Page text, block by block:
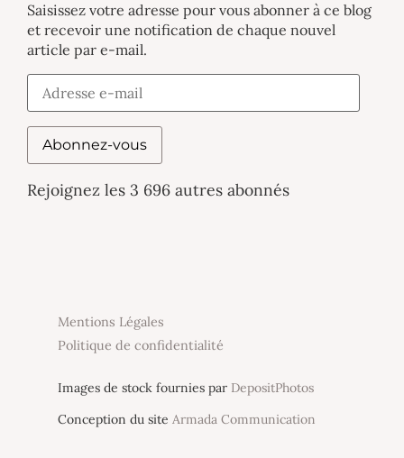
Saisissez votre adresse pour vous abonner à ce blog
et recevoir une notification de chaque nouvel
article par e-mail.
Abonnez-vous
Rejoignez les 3 696 autres abonnés
Mentions Légales
Politique de confidentialité
Images de stock fournies par DepositPhotos
Conception du site Armada Communication